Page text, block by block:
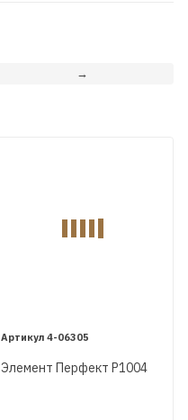
→
4-06305
Элемент Перфект P1004